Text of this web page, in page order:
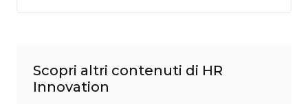
Scopri altri contenuti di HR
Innovation